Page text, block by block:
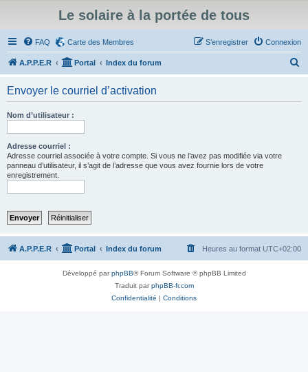
Le solaire à la portée de tous
FAQ Carte des Membres Connexion
S’enregistrer
A.P.P.E.R Portal Index du forum
Envoyer le courriel d’activation
Nom d’utilisateur :
Adresse courriel :
Adresse courriel associée à votre compte. Si vous ne l’avez pas modifiée via votre
panneau d’utilisateur, il s’agit de l’adresse que vous avez fournie lors de votre
enregistrement.
A.P.P.E.R Portal Index du forum Heures au format UTC+02:00
Développé parphpBB® Forum Software © phpBB Limited
Traduit parphpBB-fr.com
Confidentialité | Conditions